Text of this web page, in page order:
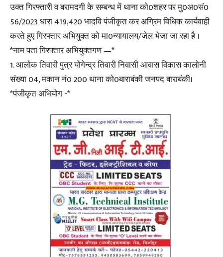
उक्त गिरफ्तारी व बरामदगी के सम्बन्ध में थाना को0शहर पर मु0अ0सं0
56/2023 धारा 419,420 भादवि पंजीकृत कर अग्रिम विधिक कार्यवाही
करते हुए गिरफ्तार अभियुक्त को मा0न्यायालय/जेल भेजा जा रहा है ।
*नाम पता गिरफ्तार अभियुक्तगण —*
1. आलोक तिवारी पुत्र योगेन्द्र तिवारी निवासी आवास विकास कालोनी
संख्या 04, मकान नं0 200 थाना को0बाराबंकी जनपद बाराबंकी।
*पंजीकृत अभियोग -*